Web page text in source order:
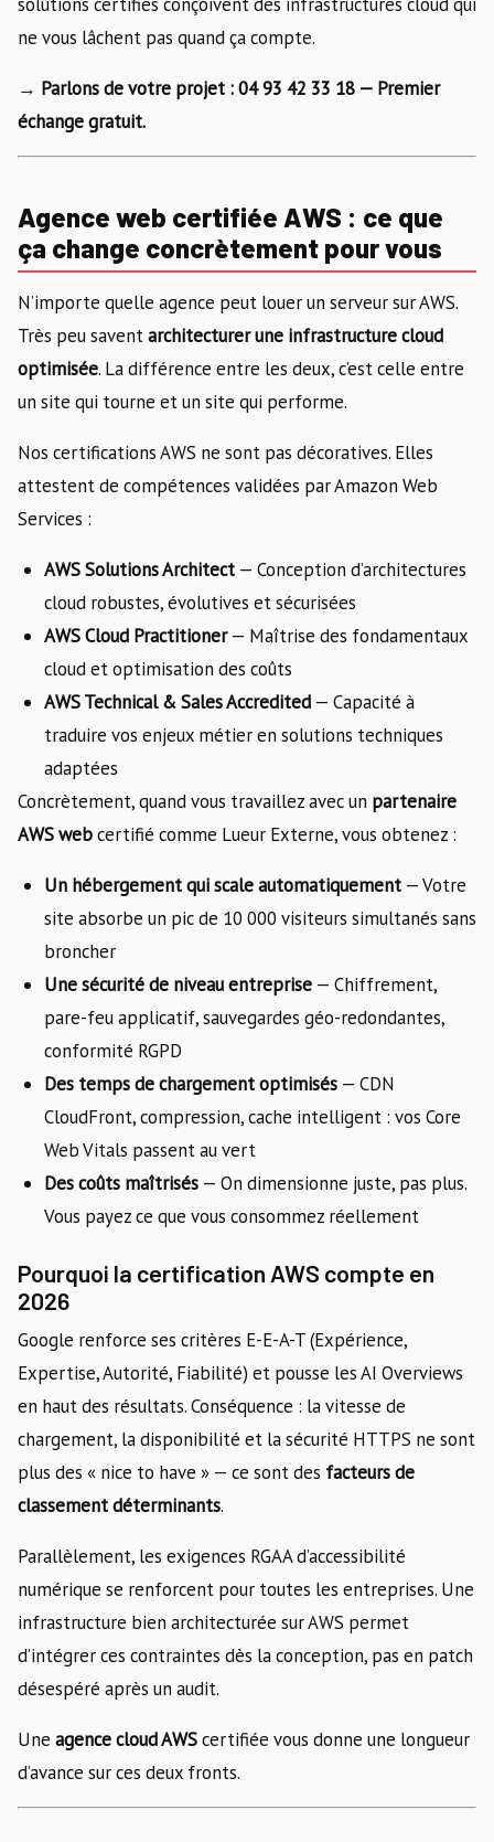
ne vous lâchent pas quand ça compte.
→ Parlons de votre projet : 04 93 42 33 18 — Premier
échange gratuit.
Agence web certifiée AWS : ce que
ça change concrètement pour vous
N’importe quelle agence peut louer un serveur sur AWS.
Très peu saventarchitecturer une infrastructure cloud
optimisée. La différence entre les deux, c’est celle entre
un site qui tourne et un site qui performe.
Nos certifications AWS ne sont pas décoratives. Elles
attestent de compétences validées par Amazon Web
Services :
AWS Solutions Architect — Conception d’architectures
cloud robustes, évolutives et sécurisées
AWS Cloud Practitioner— Maîtrise des fondamentaux
cloud et optimisation des coûts
AWS Technical & Sales Accredited — Capacité à
traduire vos enjeux métier en solutions techniques
adaptées
Concrètement, quand vous travaillez avec un partenaire
AWS webcertifié comme Lueur Externe, vous obtenez :
Un hébergement qui scale automatiquement — Votre
site absorbe un pic de 10 000 visiteurs simultanés sans
broncher
Une sécurité de niveau entreprise — Chiffrement,
pare-feu applicatif, sauvegardes géo-redondantes,
conformité RGPD
Des temps de chargement optimisés — CDN
CloudFront, compression, cache intelligent : vos Core
Web Vitals passent au vert
Des coûts maîtrisés — On dimensionne juste, pas plus.
Vous payez ce que vous consommez réellement
Pourquoi la certification AWS compte en
2026
Google renforce ses critères E-E-A-T (Expérience,
Expertise, Autorité, Fiabilité) et pousse les AI Overviews
en haut des résultats. Conséquence : la vitesse de
chargement, la disponibilité et la sécurité HTTPS ne sont
plus des « nice to have » — ce sont des facteurs de
classement déterminants.
Parallèlement, les exigences RGAA d’accessibilité
numérique se renforcent pour toutes les entreprises. Une
infrastructure bien architecturée sur AWS permet
d’intégrer ces contraintes dès la conception, pas en patch
désespéré après un audit.
Une agence cloud AWScertifiée vous donne une longueur
d’avance sur ces deux fronts.